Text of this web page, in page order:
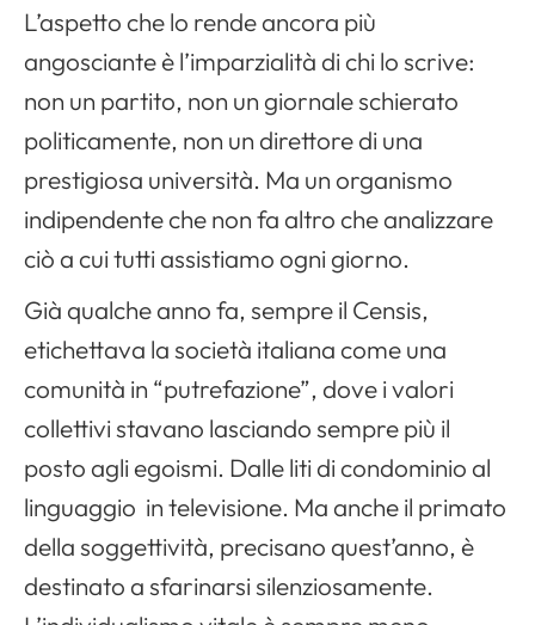
L’aspetto che lo rende ancora più
angosciante è l’imparzialità di chi lo scrive:
non un partito, non un giornale schierato
politicamente, non un direttore di una
prestigiosa università. Ma un organismo
indipendente che non fa altro che analizzare
ciò a cui tutti assistiamo ogni giorno.
Già qualche anno fa, sempre il Censis,
etichettava la società italiana come una
comunità in “putrefazione”, dove i valori
collettivi stavano lasciando sempre più il
posto agli egoismi. Dalle liti di condominio al
linguaggio in televisione. Ma anche il primato
della soggettività, precisano quest’anno, è
destinato a sfarinarsi silenziosamente.